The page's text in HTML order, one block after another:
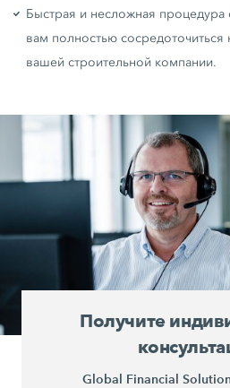
Быстрая и несложная
вам полностью сосредоточиться
вашей строительной компании.
Получите
Global Financial